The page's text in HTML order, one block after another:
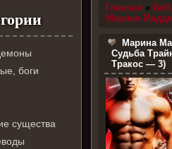
боги
существа
Главная »
Марина
Марина
Судьба
Тракос — 3)